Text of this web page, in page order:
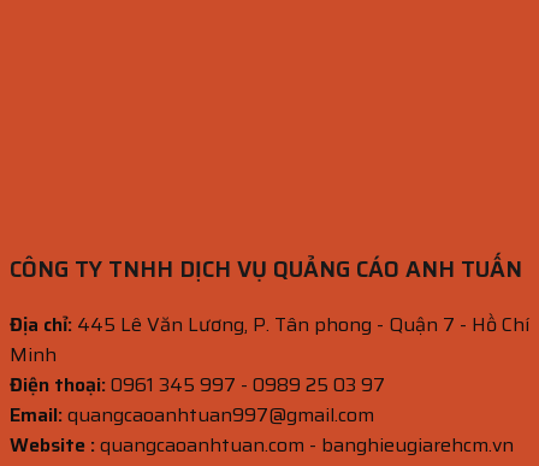
CÔNG TY TNHH DỊCH VỤ QUẢNG CÁO ANH TUẤN
Địa chỉ: 445 Lê Văn Lương, P. Tân phong - Quận 7 - Hồ Chí
Minh
Điện thoại:0961 345 997 - 0989 25 03 97
Email:quangcaoanhtuan997@gmail.com
Website :quangcaoanhtuan.com - banghieugiarehcm.vn